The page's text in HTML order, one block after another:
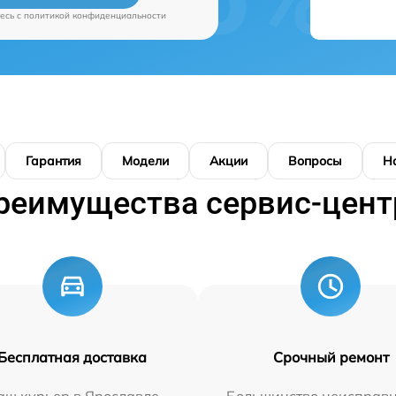
c политикой конфиденциальности
Гарантия Модели Акции Вопросы
сервис-
доставка Срочный ремонт